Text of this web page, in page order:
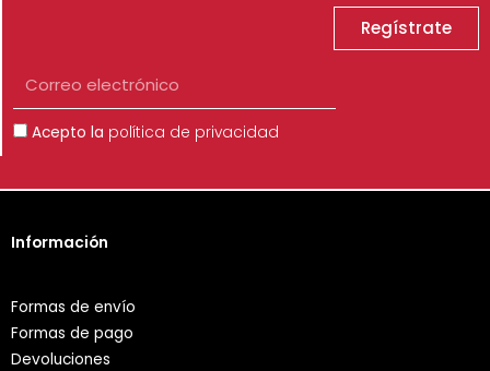
electrónico
Aceptación
Acepto la política de privacidad
Regístrate
Información
Formas de envío
Formas de pago
Devoluciones